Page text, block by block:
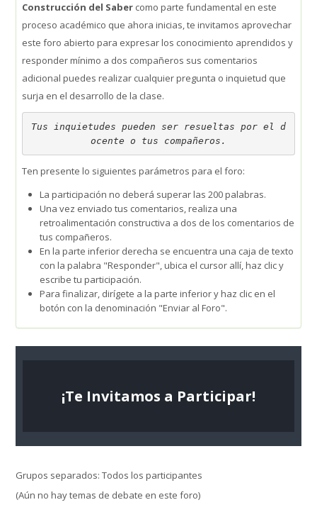
Búsqueda
Enviar
Construcción del Saber como parte fundamental en este
proceso académico que ahora inicias, te invitamos aprovechar
este foro abierto para expresar los conocimiento aprendidos y
responder mínimo a dos compañeros sus comentarios
adicional puedes realizar cualquier pregunta o inquietud que
surja en el desarrollo de la clase.
Tus inquietudes pueden ser resueltas por el d
ocente o tus compañeros.
Ten presente lo siguientes parámetros para el foro:
La participación no deberá superar las 200 palabras.
Una vez enviado tus comentarios, realiza una
retroalimentación constructiva a dos de los comentarios de
tus compañeros.
En la parte inferior derecha se encuentra una caja de texto
con la palabra "Responder", ubica el cursor allí, haz clic y
escribe tu participación.
Para finalizar, dirígete a la parte inferior y haz clic en el
botón con la denominación "Enviar al Foro".
¡Te Invitamos a Participar!
Grupos separados: Todos los participantes
(Aún no hay temas de debate en este foro)